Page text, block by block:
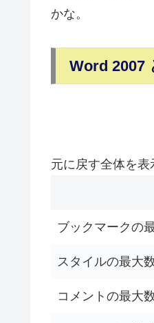
かな。
Word 2007
元に戻す全体を表
ブックマークの
スタイルの最大
コメントの最大